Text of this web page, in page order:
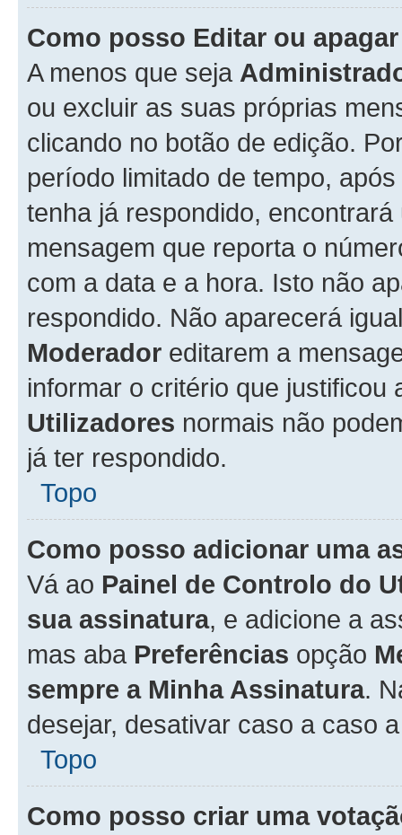
Como posso Editar ou
A menos que seja
ou excluir as suas próprias
clicando no botão de edição.
período limitado de tempo,
tenha já respondido,
mensagem que reporta o
com a data e a hora. Isto não
respondido. Não aparecerá
Moderador editarem a
informar o critério que
Utilizadores normais não
já ter respondido.
Topo
Como posso adicionar uma
Vá ao Painel de Controlo do
sua assinatura, e adicione a
mas aba Preferências opção
sempre a Minha Assinatura.
desejar, desativar caso a caso
Topo
Como posso criar uma